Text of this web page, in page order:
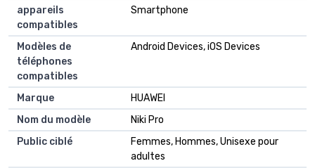
appareils
compatibles
Smartphone
Modèles de
téléphones
compatibles
Android Devices, iOS Devices
Marque
HUAWEI
Nom du modèle
Niki Pro
Public ciblé
Femmes, Hommes, Unisexe pour
adultes